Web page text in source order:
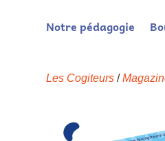
Notre pédagogie
Les Cogiteurs /